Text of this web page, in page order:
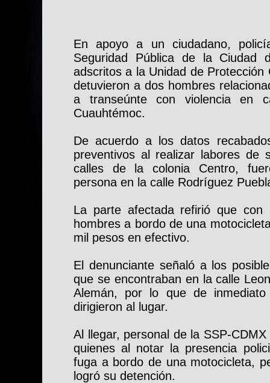
En apoyo a un ciudadano,
Seguridad Pública de la Ciudad
adscritos a la Unidad de Protección
detuvieron a dos hombres
a transeúnte con violencia en
Cuauhtémoc.
De acuerdo a los datos
preventivos al realizar labores de
calles de la colonia Centro,
persona en la calle Rodríguez
La parte afectada refirió que
hombres a bordo de una
mil pesos en efectivo.
El denunciante señaló a los
que se encontraban en la calle
Alemán, por lo que de
dirigieron al lugar.
Al llegar, personal de la SSP-
quienes al notar la presencia
fuga a bordo de una motocicleta,
logró su detención.